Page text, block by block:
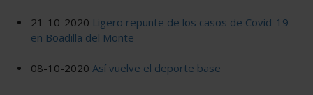
21-10-2020 Ligero repunte de los casos de Covid-19
en Boadilla del Monte
08-10-2020 Así vuelve el deporte base